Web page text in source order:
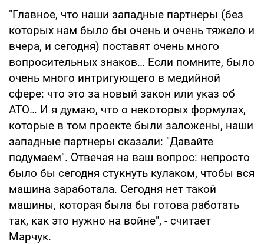
"Главное, что наши западные партнеры (без
которых нам было бы очень и очень тяжело и
вчера, и сегодня) поставят очень много
вопросительных знаков… Если помните, было
очень много интригующего в медийной
сфере: что это за новый закон или указ об
АТО… И я думаю, что о некоторых формулах,
которые в том проекте были заложены, наши
западные партнеры сказали: "Давайте
подумаем". Отвечая на ваш вопрос: непросто
было бы сегодня стукнуть кулаком, чтобы вся
машина заработала. Сегодня нет такой
машины, которая была бы готова работать
так, как это нужно на войне", - считает
Марчук.